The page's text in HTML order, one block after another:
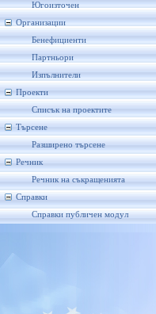
Югоизточен
Организации
Бенефициенти
Партньори
Изпълнители
Проекти
Списък на проектите
Търсене
Разширено търсене
Речник
Речник на съкращенията
Справки
Справки публичен модул